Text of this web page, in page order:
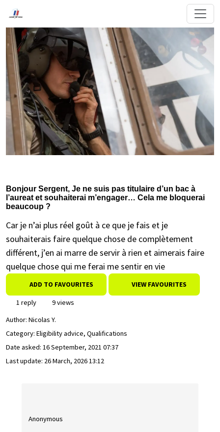
Bonjour Sergent, Je ne suis pas titulaire d’un bac à
l’aureat et souhaiterai m’engager… Cela me bloquerai
beaucoup ?
Car je n’ai plus réel goût à ce que je fais et je
souhaiterais faire quelque chose de complètement
différent, j’en ai marre de servir à rien et aimerais faire
quelque chose qui me ferai me sentir en vie
ADD TO FAVOURITES VIEW FAVOURITES
1 reply
9 views
Author: Nicolas Y.
Category: Eligibility advice, Qualifications
Date asked: 16 September, 2021 07:37
Last update: 26 March, 2026 13:12
Anonymous